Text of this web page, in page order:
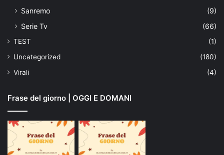
Sanremo
(9)
Serie Tv
(66)
TEST
(1)
Uncategorized
(180)
Virali
(4)
Frase del giorno | OGGI E DOMANI